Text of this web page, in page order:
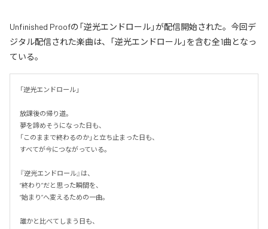
Unfinished Proofの「逆光エンドロール」が配信開始された。今回デ
ジタル配信された楽曲は、「逆光エンドロール」を含む全1曲となっ
ている。
「逆光エンドロール」
放課後の帰り道。
夢を諦めそうになった日も、
「このままで終わるのか」と立ち止まった日も、
すべてが今につながっている。
『逆光エンドロール』は、
“終わり”だと思った瞬間を、
“始まり”へ変えるための一曲。
誰かと比べてしまう日も、